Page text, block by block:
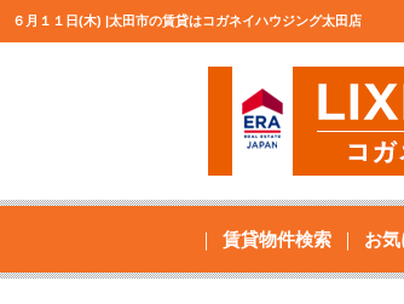
６月１１日(木) |太田市の賃貸はコガネイハウジング太田店
賃貸物件検索 お